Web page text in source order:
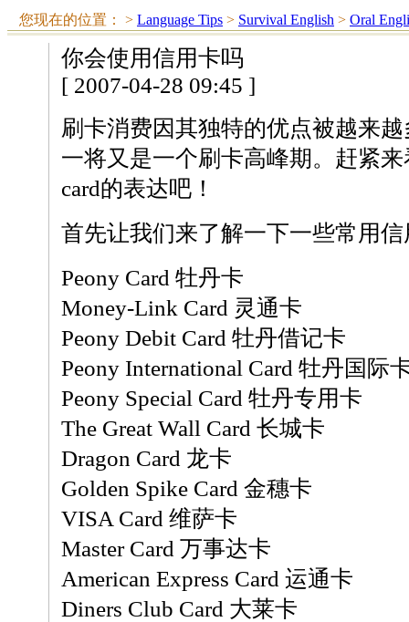
您现在的位置： > Language Tips > Survival English > Oral
你会使用信用卡吗
[ 2007-04-28 09:45 ]
刷卡消费因其独特的优点被越来
一将又是一个刷卡高峰期。赶紧
card的表达吧！
首先让我们来了解一下一些常用
Peony Card 牡丹卡
Money-Link Card 灵通卡
Peony Debit Card 牡丹借记卡
Peony International Card 牡丹国际
Peony Special Card 牡丹专用卡
The Great Wall Card 长城卡
Dragon Card 龙卡
Golden Spike Card 金穗卡
VISA Card 维萨卡
Master Card 万事达卡
American Express Card 运通卡
Diners Club Card 大莱卡